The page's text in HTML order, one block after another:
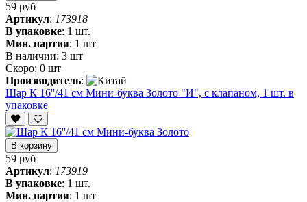
59 руб
Артикул: 173918
В упаковке: 1 шт.
Мин. партия: 1 шт
В наличии: 3 шт
Скоро: 0 шт
Производитель:
Шар К 16''/41 см Мини-буква Золото "И", с клапаном, 1 шт. в
упаковке
В корзину
59 руб
Артикул: 173919
В упаковке: 1 шт.
Мин. партия: 1 шт